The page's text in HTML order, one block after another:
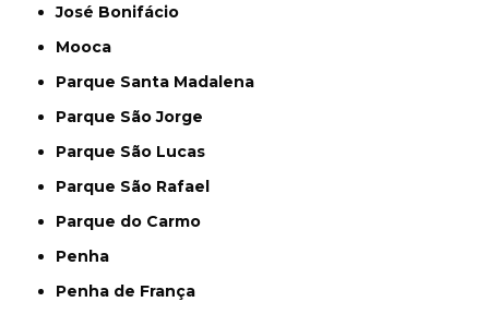
José Bonifácio
Mooca
Parque Santa Madalena
Parque São Jorge
Parque São Lucas
Parque São Rafael
Parque do Carmo
Penha
Penha de França